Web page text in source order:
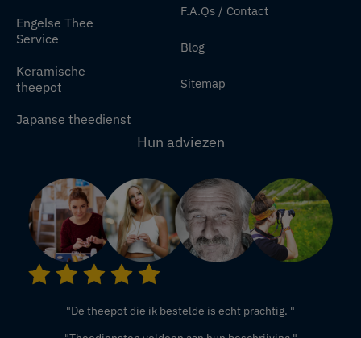
Engelse Thee
Service
Keramische
theepot
Japanse theedienst
F.A.Qs / Contact
Blog
Sitemap
Hun adviezen
"De theepot die ik bestelde is echt prachtig. "